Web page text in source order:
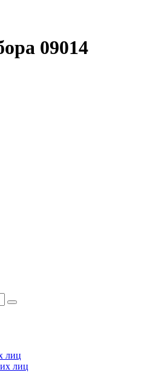
09014
лиц
лиц